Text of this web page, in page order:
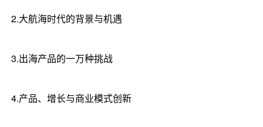
2.大航海时代的背景与机遇
3.出海产品的一万种挑战
4.产品、增长与商业模式创新